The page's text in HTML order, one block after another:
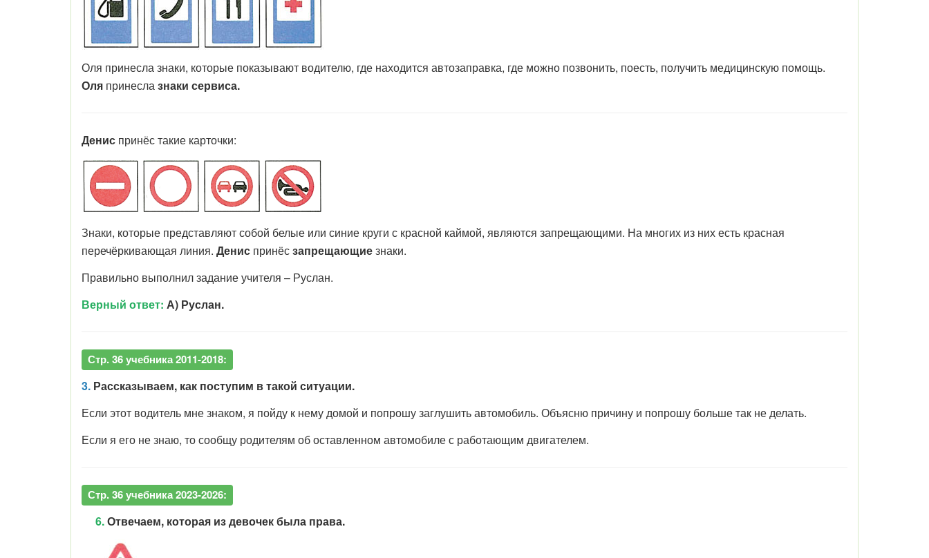
Оля принесла знаки, которые показывают водителю, где находится автозаправка, где можно позвонить, поесть, получить медицинскую помощь.
Оля принеслазнаки сервиса.
Денис принёс такие карточки:
Знаки, которые представляют собой белые или синие круги с красной каймой, являются запрещающими. На многих из них есть красная
перечёркивающая линия. Денис принёсзапрещающиезнаки.
Правильно выполнил задание учителя – Руслан.
Верный ответ: А) Руслан.
Стр. 36 учебника 2011-2018:
3. Рассказываем, как поступим в такой ситуации.
Если этот водитель мне знаком, я пойду к нему домой и попрошу заглушить автомобиль. Объясню причину и попрошу больше так не делать.
Если я его не знаю, то сообщу родителям об оставленном автомобиле с работающим двигателем.
Стр. 36 учебника 2023-2026:
6.Отвечаем, которая из девочек была права.